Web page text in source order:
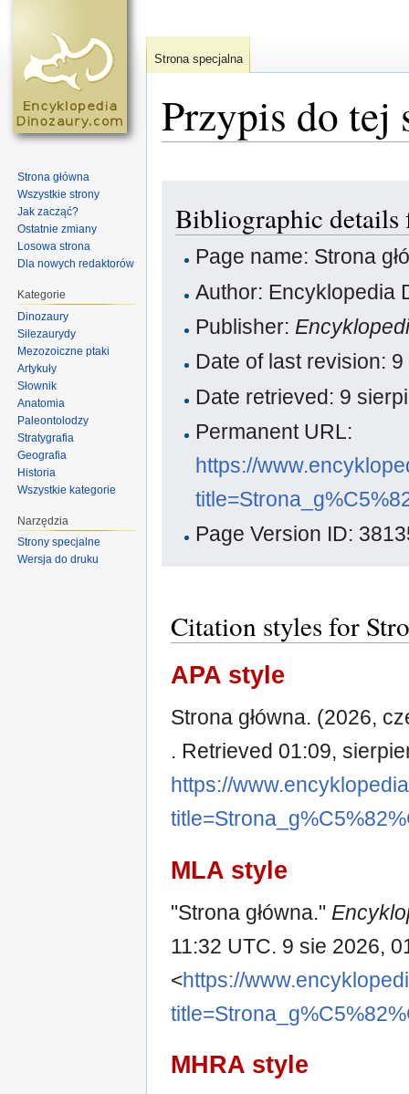
Przypis do tej
Bibliographic details
Page name: Strona
Author: Encyklopedia
Publisher:
Date of last revision:
Date retrieved: 9
Permanent URL:
https://
Page Version ID:
Citation styles for
APA style
Strona główna. (2026,
. Retrieved 01:09,
https://
MLA style
"Strona główna."
11:32 UTC. 9 sie 2026,
<https://
MHRA style
Strona specjalna
Strona główna
Wszystkie strony
Jak zacząć?
Ostatnie zmiany
Losowa strona
Dla nowych redaktorów
Kategorie
Dinozaury
Silezaurydy
Mezozoiczne ptaki
Artykuły
Słownik
Anatomia
Paleontolodzy
Stratygrafia
Geografia
Historia
Wszystkie kategorie
Narzędzia
Strony specjalne
Wersja do druku